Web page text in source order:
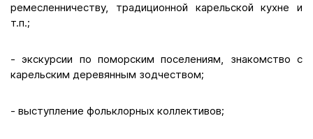
ремесленничеству, традиционной карельской кухне и
т.п.;
- экскурсии по поморским поселениям, знакомство с
карельским деревянным зодчеством;
- выступление фольклорных коллективов;